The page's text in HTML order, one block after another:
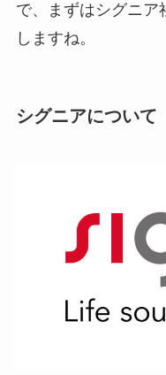
で、まずはシグニア
しますね。
シグニアについて